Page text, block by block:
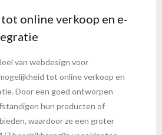
online verkoop en e-
van webdesign voor
tot online verkoop en
Door een goed ontworpen
hun producten of
waardoor ze een groter